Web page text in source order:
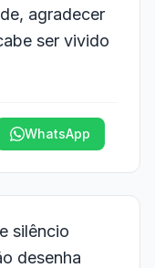
agradecer
ser vivido
WhatsApp
silêncio
desenha